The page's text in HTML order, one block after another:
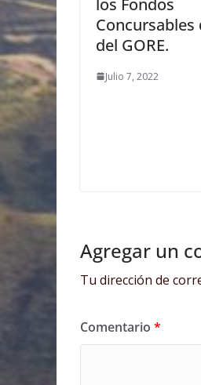
Concursables
del GORE.
Julio 7, 2022
Agregar un
Tu dirección de
Comentario *